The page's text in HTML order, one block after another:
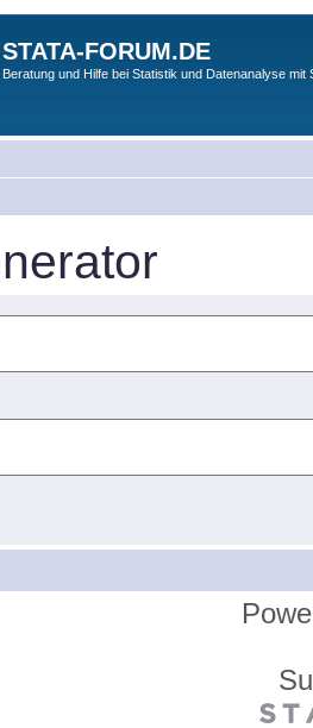
STATA-FORUM.DE
Beratung und Hilfe bei Statistik und Datenanalyse mit